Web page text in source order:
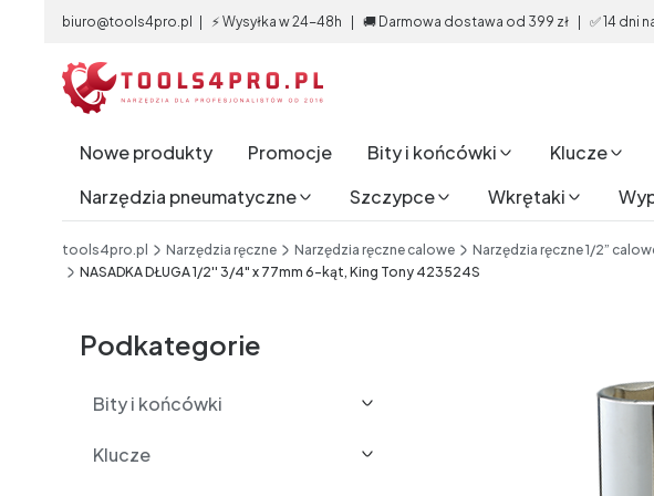
biuro@tools4pro.pl | ⚡ Wysyłka w 24-48h | 🚚 Darmowa dostawa od 399 zł | ✅ 14 dni
Nowe produkty Promocje Bity i końcówki Klucze
Narzędzia pneumatyczne
Szczypce Wkrętaki
tools4pro.pl Narzędzia ręczne Narzędzia ręczne calowe Narzędzia ręczne 1/2”
NASADKA DŁUGA 1/2'' 3/4" x 77mm 6-kąt, King Tony 423524S
Podkategorie
Bity i końcówki
Klucze